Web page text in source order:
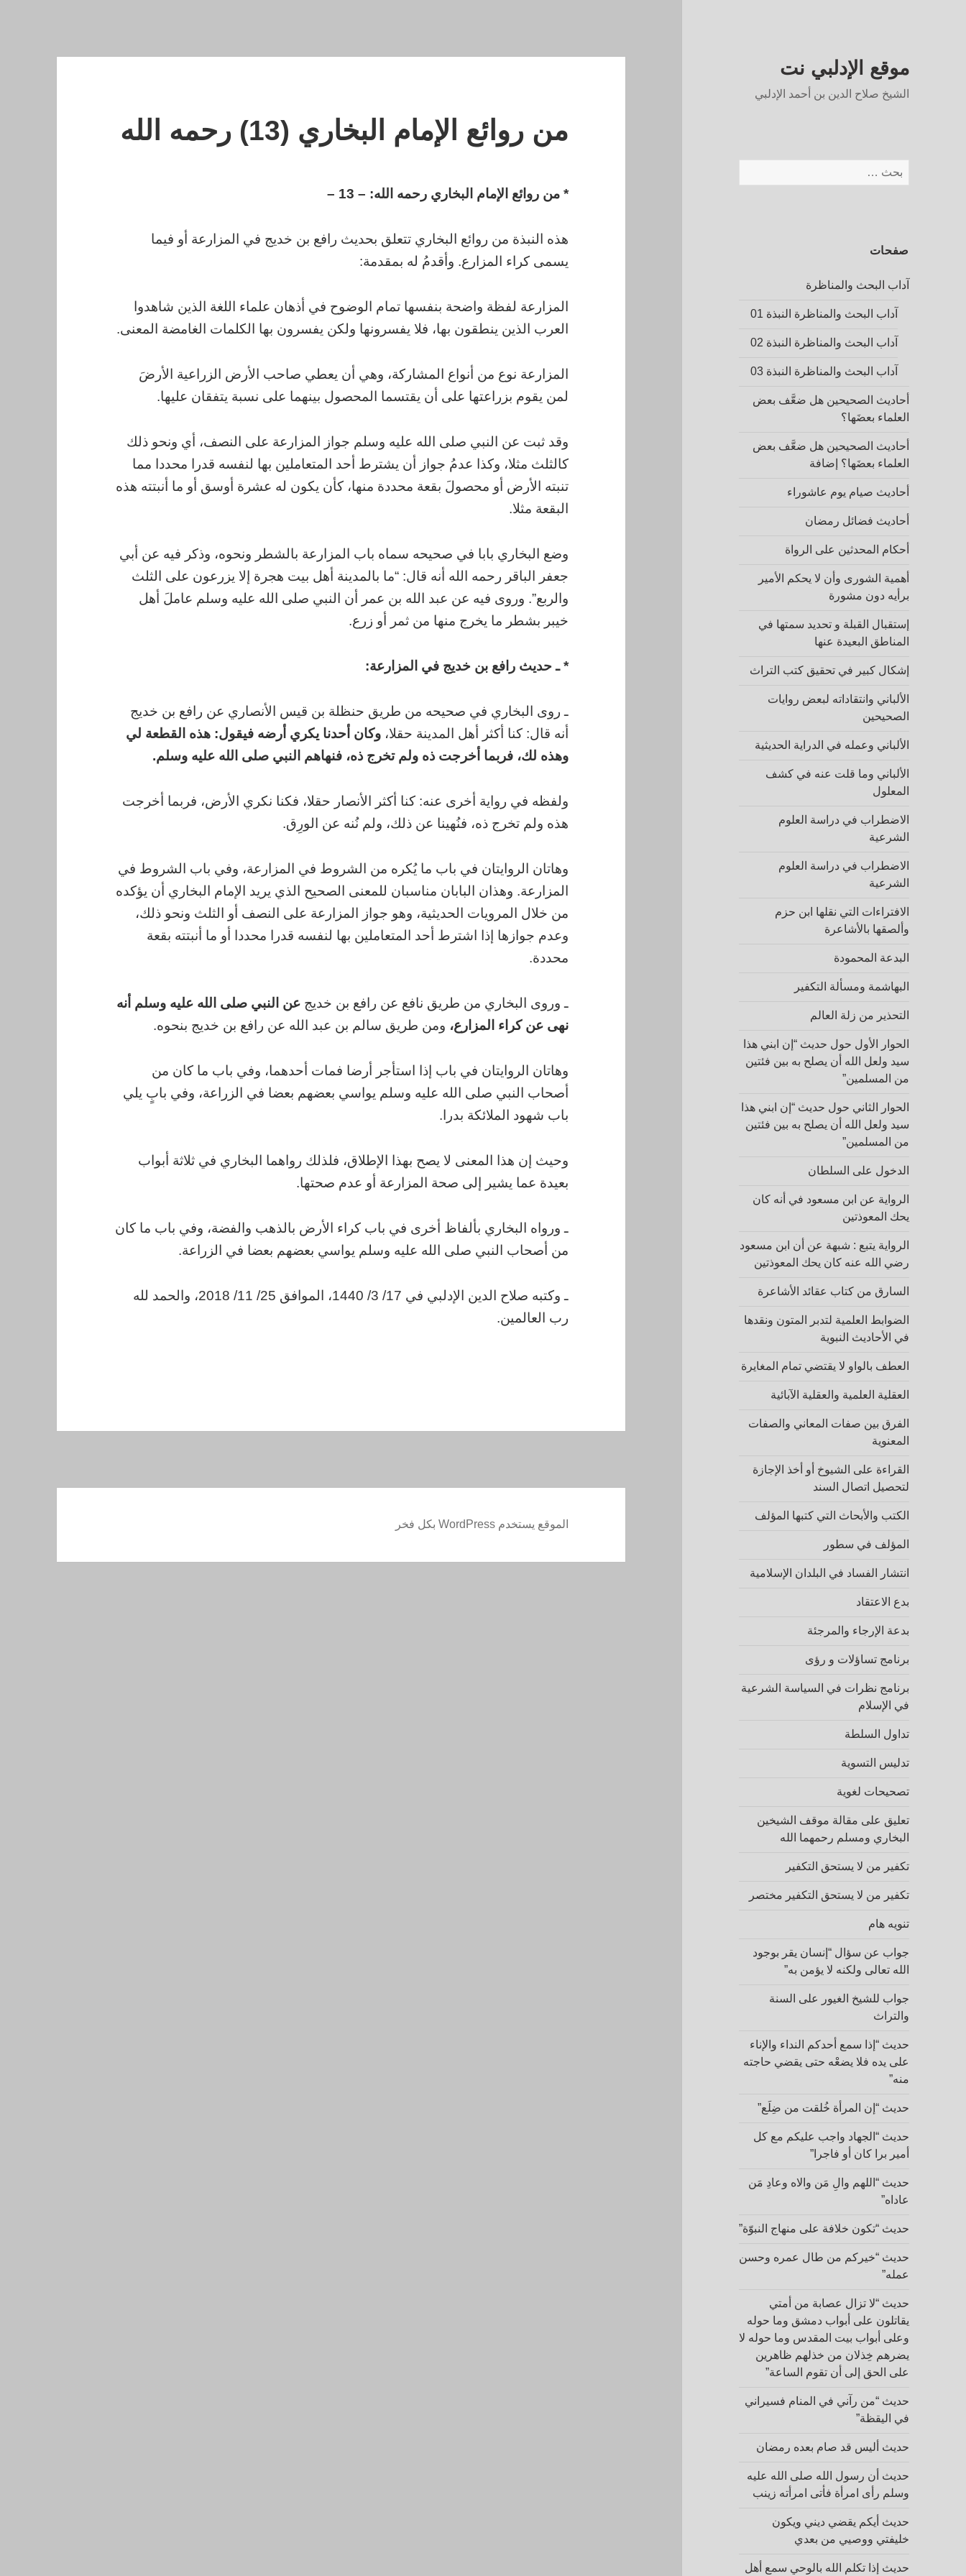
موقع الإدلبي نت
الشيخ صلاح الدين بن أحمد الإدلبي
عن:
صفحات
آداب البحث والمناظرة
آداب البحث والمناظرة النبذة 01
آداب البحث والمناظرة النبذة 02
آداب البحث والمناظرة النبذة 03
أحاديث الصحيحين هل ضعَّف بعض
العلماء بعضَها؟
أحاديث الصحيحين هل ضعَّف بعض
العلماء بعضَها؟ إضافة
أحاديث صيام يوم عاشوراء
أحاديث فضائل رمضان
أحكام المحدثين على الرواة
أهمية الشورى وأن لا يحكم الأمير
برأيه دون مشورة
إستقبال القبلة و تحديد سمتها في
المناطق البعيدة عنها
إشكال كبير في تحقيق كتب التراث
الألباني وانتقاداته لبعض روايات
الصحيحين
الألباني وعمله في الدراية الحديثية
الألباني وما قلت عنه في كشف
المعلول
الاضطراب في دراسة العلوم
الشرعية
الاضطراب في دراسة العلوم
الشرعية
الافتراءات التي نقلها ابن حزم
وألصقها بالأشاعرة
البدعة المحمودة
البهاشمة ومسألة التكفير
التحذير من زلة العالم
الحوار الأول حول حديث “إن ابني هذا
سيد ولعل الله أن يصلح به بين فئتين
من المسلمين”
الحوار الثاني حول حديث “إن ابني هذا
سيد ولعل الله أن يصلح به بين فئتين
من المسلمين”
الدخول على السلطان
الرواية عن ابن مسعود في أنه كان
يحك المعوذتين
الرواية يتبع : شبهة عن أن ابن مسعود
رضي الله عنه كان يحك المعوذتين
السارق من كتاب عقائد الأشاعرة
الضوابط العلمية لتدبر المتون ونقدها
في الأحاديث النبوية
العطف بالواو لا يقتضي تمام المغايرة
العقلية العلمية والعقلية الآبائية
الفرق بين صفات المعاني والصفات
المعنوية
القراءة على الشيوخ أو أخذ الإجازة
لتحصيل اتصال السند
الكتب والأبحاث التي كتبها المؤلف
المؤلف في سطور
انتشار الفساد في البلدان الإسلامية
بدع الاعتقاد
بدعة الإرجاء والمرجئة
برنامج تساؤلات و رؤى
برنامج نظرات في السياسة الشرعية
في الإسلام
تداول السلطة
تدليس التسوية
تصحيحات لغوية
تعليق على مقالة موقف الشيخين
البخاري ومسلم رحمهما الله
تكفير من لا يستحق التكفير
تكفير من لا يستحق التكفير مختصر
تنويه هام
جواب عن سؤال “إنسان يقر بوجود
الله تعالى ولكنه لا يؤمن به”
جواب للشيخ الغيور على السنة
والتراث
حديث “إذا سمع أحدكم النداء والإناء
على يده فلا يضعْه حتى يقضي حاجته
منه”
حديث “إن المرأة خُلقت من ضِلَع”
حديث “الجهاد واجب عليكم مع كل
أمير برا كان أو فاجرا”
حديث “اللهم والِ مَن والاه وعادِ مَن
عاداه”
حديث “تكون خلافة على منهاج النبوّة”
حديث “خيركم من طال عمره وحسن
عمله”
حديث “لا تزال عصابة من أمتي
يقاتلون على أبواب دمشق وما حوله
وعلى أبواب بيت المقدس وما حوله لا
يضرهم خِذلان من خذلهم ظاهرين
على الحق إلى أن تقوم الساعة”
حديث “من رآني في المنام فسيراني
في اليقظة”
حديث أليس قد صام بعده رمضان
حديث أن رسول الله صلى الله عليه
وسلم رأى امرأة فأتى امرأته زينب
حديث أيكم يقضي ديني ويكون
خليفتي ووصيي من بعدي
حديث إذا تكلم الله بالوحي سمع أهل
من روائع الإمام البخاري (13) رحمه الله
* من روائع الإمام البخاري رحمه الله: – 13 –
هذه النبذة من روائع البخاري تتعلق بحديث رافع بن خديج في المزارعة أو فيما
يسمى كراء المزارع. وأقدمُ له بمقدمة:
المزارعة لفظة واضحة بنفسها تمام الوضوح في أذهان علماء اللغة الذين شاهدوا
العرب الذين ينطقون بها، فلا يفسرونها ولكن يفسرون بها الكلمات الغامضة المعنى.
المزارعة نوع من أنواع المشاركة، وهي أن يعطي صاحب الأرض الزراعية الأرضَ
لمن يقوم بزراعتها على أن يقتسما المحصول بينهما على نسبة يتفقان عليها.
وقد ثبت عن النبي صلى الله عليه وسلم جواز المزارعة على النصف، أي ونحو ذلك
كالثلث مثلا، وكذا عدمُ جواز أن يشترط أحد المتعاملين بها لنفسه قدرا محددا مما
تنبته الأرض أو محصولَ بقعة محددة منها، كأن يكون له عشرة أوسق أو ما أنبتته هذه
البقعة مثلا.
وضع البخاري بابا في صحيحه سماه باب المزارعة بالشطر ونحوه، وذكر فيه عن أبي
جعفر الباقر رحمه الله أنه قال: “ما بالمدينة أهل بيت هجرة إلا يزرعون على الثلث
والربع”. وروى فيه عن عبد الله بن عمر أن النبي صلى الله عليه وسلم عاملَ أهل
خيبر بشطر ما يخرج منها من ثمر أو زرع.
* ـ حديث رافع بن خديج في المزارعة:
ـ روى البخاري في صحيحه من طريق حنظلة بن قيس الأنصاري عن رافع بن خديج
أنه قال: كنا أكثر أهل المدينة حقلا،وكان أحدنا يكري أرضه فيقول: هذه القطعة لي
وهذه لك، فربما أخرجت ذه ولم تخرج ذه، فنهاهم النبي صلى الله عليه وسلم.
ولفظه في رواية أخرى عنه: كنا أكثر الأنصار حقلا، فكنا نكري الأرض، فربما أخرجت
هذه ولم تخرج ذه، فنُهينا عن ذلك، ولم نُنه عن الورِق.
وهاتان الروايتان في باب ما يُكره من الشروط في المزارعة، وفي باب الشروط في
المزارعة. وهذان البابان مناسبان للمعنى الصحيح الذي يريد الإمام البخاري أن يؤكده
من خلال المرويات الحديثية، وهو جواز المزارعة على النصف أو الثلث ونحو ذلك،
وعدم جوازها إذا اشترط أحد المتعاملين بها لنفسه قدرا محددا أو ما أنبتته بقعة
محددة.
ـ وروى البخاري من طريق نافع عن رافع بن خديجعن النبي صلى الله عليه وسلم أنه
نهى عن كراء المزارع، ومن طريق سالم بن عبد الله عن رافع بن خديج بنحوه.
وهاتان الروايتان في باب إذا استأجر أرضا فمات أحدهما، وفي باب ما كان من
أصحاب النبي صلى الله عليه وسلم يواسي بعضهم بعضا في الزراعة، وفي بابٍ يلي
باب شهود الملائكة بدرا.
وحيث إن هذا المعنى لا يصح بهذا الإطلاق، فلذلك رواهما البخاري في ثلاثة أبواب
بعيدة عما يشير إلى صحة المزارعة أو عدم صحتها.
ـ ورواه البخاري بألفاظ أخرى في باب كراء الأرض بالذهب والفضة، وفي باب ما كان
من أصحاب النبي صلى الله عليه وسلم يواسي بعضهم بعضا في الزراعة.
ـ وكتبه صلاح الدين الإدلبي في 17/ 3/ 1440، الموافق 25/ 11/ 2018، والحمد لله
رب العالمين.
الموقع يستخدم WordPress بكل فخر